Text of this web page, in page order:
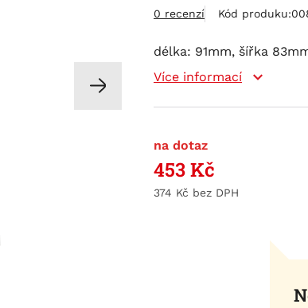
0 recenzí Kód produku:
délka: 91mm, šířka
Více informací
na dotaz
453Kč
374 Kč